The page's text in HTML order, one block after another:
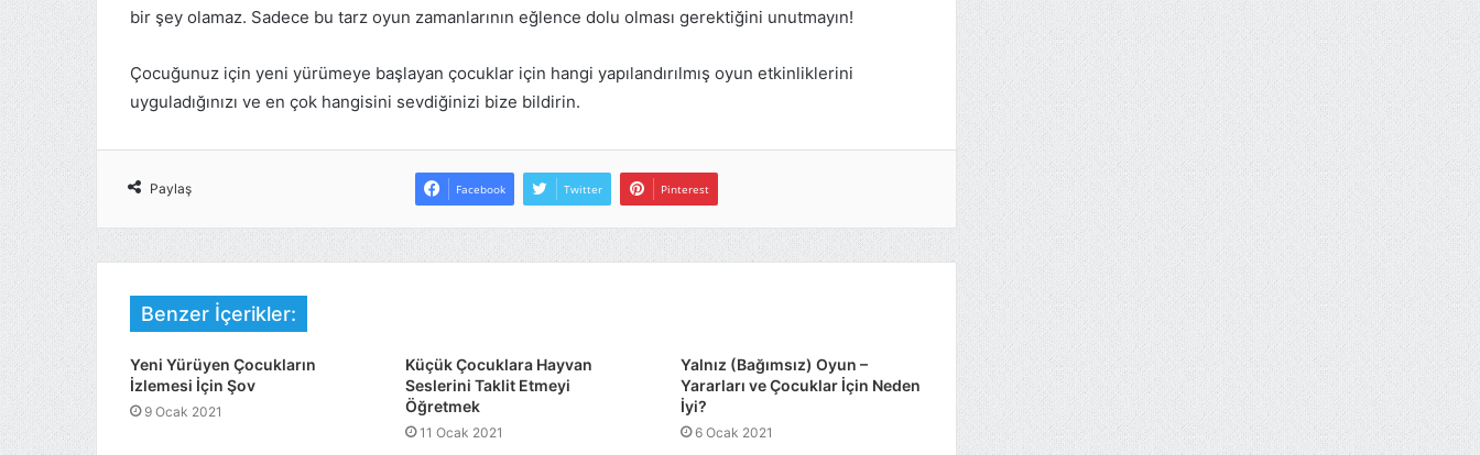
bir şey olamaz. Sadece bu tarz oyun zamanlarının eğlence dolu olması gerektiğini unutmayın!
Çocuğunuz için yeni yürümeye başlayan çocuklar için hangi yapılandırılmış oyun etkinliklerini
uyguladığınızı ve en çok hangisini sevdiğinizi bize bildirin.
Paylaş Facebook Twitter Pinterest
Benzer İçerikler:
Yeni Yürüyen Çocukların
İzlemesi İçin Şov
9 Ocak 2021
Küçük Çocuklara Hayvan
Seslerini Taklit Etmeyi
Öğretmek
11 Ocak 2021
Yalnız (Bağımsız) Oyun –
Yararları ve Çocuklar İçin Neden
İyi?
6 Ocak 2021